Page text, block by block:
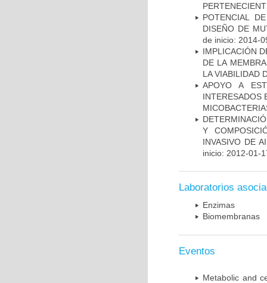
POTENCIAL
DISEÑO DE
de inicio: 2014-
IMPLICACIÓN
DE LA
LA VIABILIDAD
APOYO A
INTERESADOS
Y
INVASIVO DE
inicio: 2012-01-
Laboratorios
Enzimas
Biomembranas
Eventos
Metabolic and